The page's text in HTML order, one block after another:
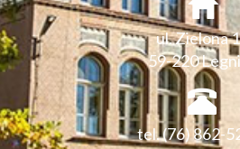
ul. Zielona
59-220
tel. (76) 862-